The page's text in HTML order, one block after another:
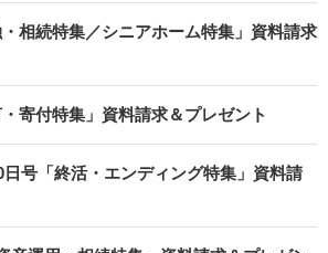
相続特集／シニアホーム特集」資料請求
寄付特集」資料請求＆プレゼント
号「終活・エンディング特集」資料請